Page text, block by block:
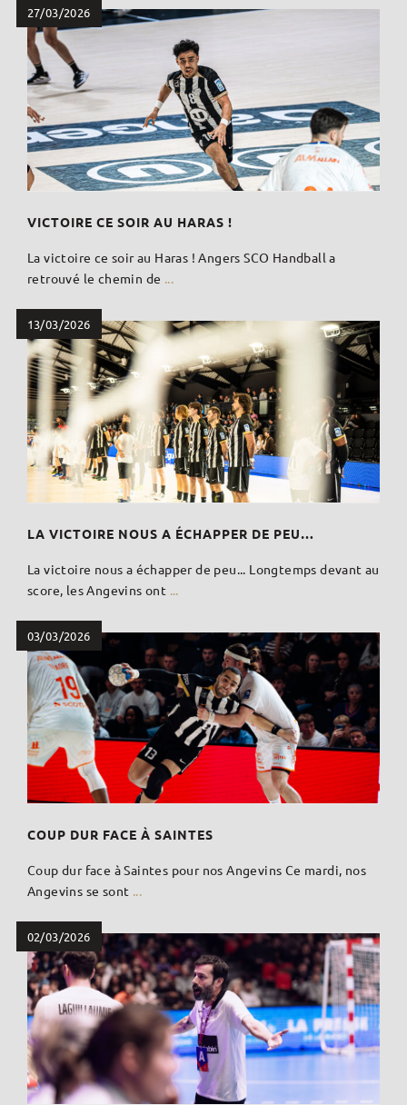
VICTOIRE CE SOIR AU HARAS !
27/03/2026
La victoire ce soir au Haras ! Angers SCO Handball a
retrouvé le chemin de ...
LA VICTOIRE NOUS A ÉCHAPPER DE PEU…
13/03/2026
La victoire nous a échapper de peu... Longtemps devant au
score, les Angevins ont ...
COUP DUR FACE À SAINTES
03/03/2026
Coup dur face à Saintes pour nos Angevins Ce mardi, nos
Angevins se sont ...
02/03/2026